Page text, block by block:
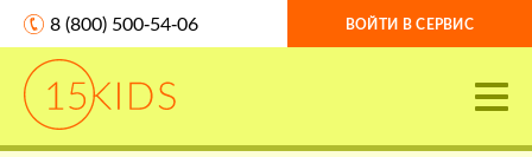
8 (800) 500-54-06 ВОЙТИ В СЕРВИС